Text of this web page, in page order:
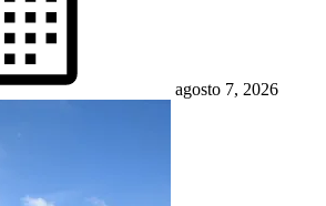
agosto 7, 2026